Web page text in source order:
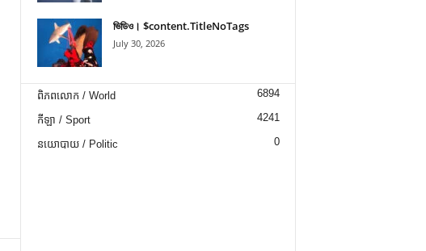
ভিডিও। $content.TitleNoTags
July 30, 2026
ពិភពលោក / World 6894
កីឡា / Sport 4241
នយោបាយ / Politic 0